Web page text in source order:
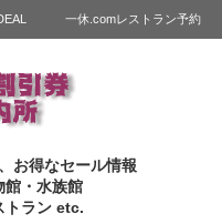
一休.comレストラン予約
お得なセール情報
館・水族館
トラン etc.